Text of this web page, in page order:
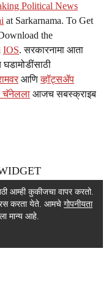
Political News
at Sarkarnama. To Get
the
IOS. सरकारनामा आता
आणिव्हॉट्सॲप
चॅनेलला आजच सबस्क्राइब
आम्ही कुकीजचा वापर करतो.
करता येते. आमचे गोपनीयता
मान्य आहे.